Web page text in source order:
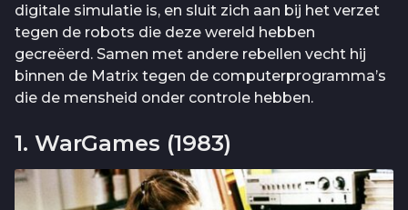
digitale simulatie is, en sluit zich aan bij het verzet
tegen de robots die deze wereld hebben
gecreëerd. Samen met andere rebellen vecht hij
binnen de Matrix tegen de computerprogramma’s
die de mensheid onder controle hebben.
1. WarGames (1983)